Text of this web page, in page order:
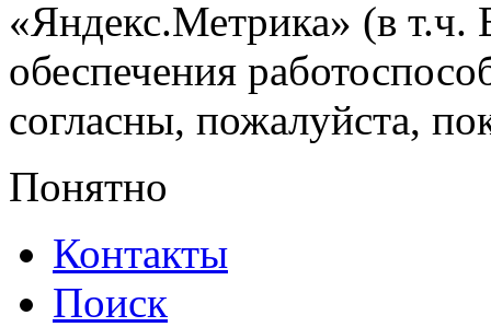
«Яндекс.Метрика» (в т.ч.
обеспечения
согласны, пожалуйста,
Понятно
Контакты
Поиск